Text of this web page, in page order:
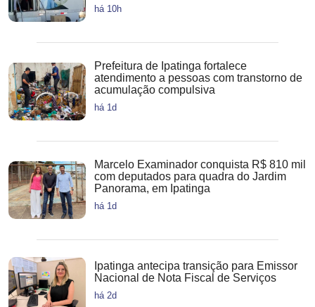
há 10h
Prefeitura de Ipatinga fortalece
atendimento a pessoas com transtorno de
acumulação compulsiva
há 1d
Marcelo Examinador conquista R$ 810 mil
com deputados para quadra do Jardim
Panorama, em Ipatinga
há 1d
Ipatinga antecipa transição para Emissor
Nacional de Nota Fiscal de Serviços
há 2d